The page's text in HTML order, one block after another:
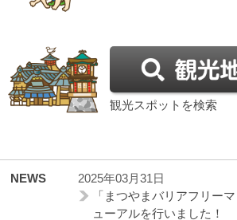
観光スポットを検索
NEWS
2025年03月31日
「まつやまバリアフリー
ューアルを行いました！